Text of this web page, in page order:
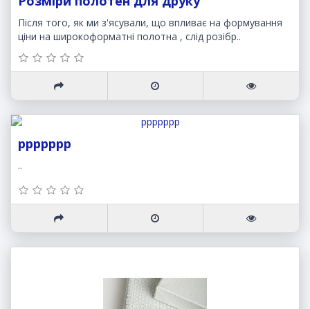
Після того, як ми з'ясували, що впливає на формування
ціни на широкоформатні полотна , слід розібр..
ррррррр
..